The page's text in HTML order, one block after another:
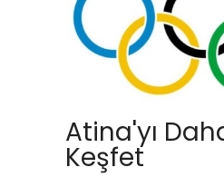
Atina'yı
Keşfet